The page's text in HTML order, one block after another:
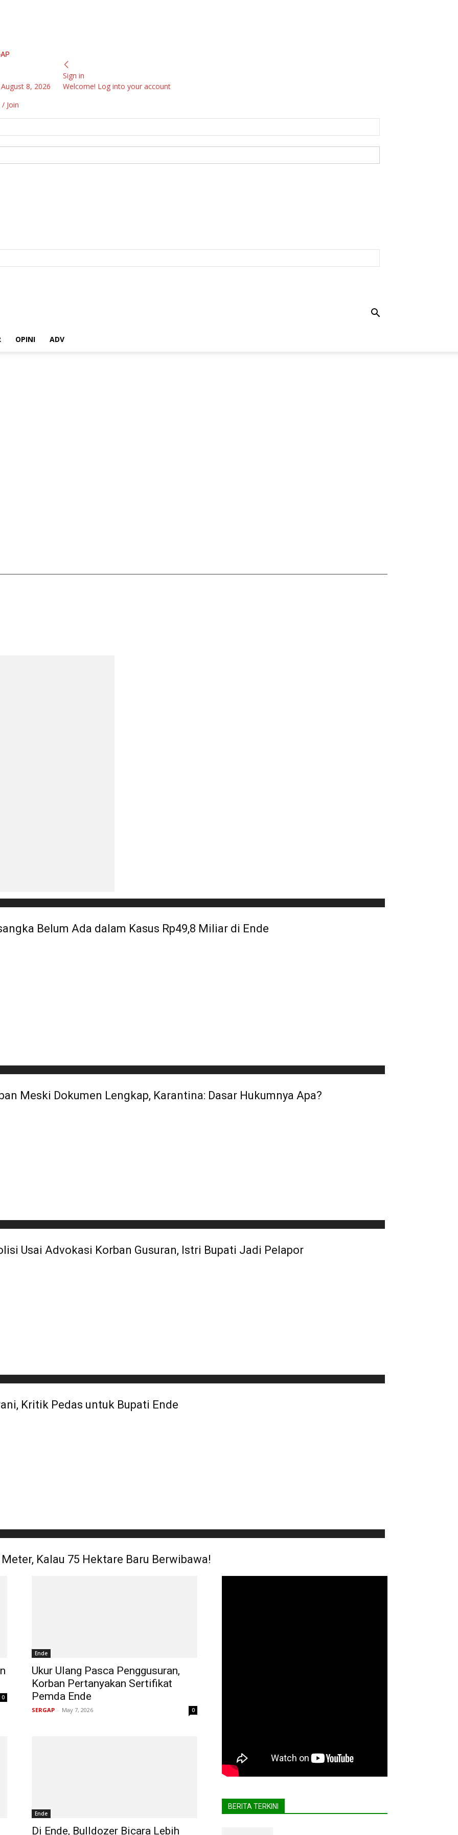
8, 2026
Join
Sign in
Welcome! Log into your account
OPINI ADV
Belum Ada dalam Kasus Rp49,8 Miliar di Ende
Meski Dokumen Lengkap, Karantina: Dasar Hukumnya Apa?
Usai Advokasi Korban Gusuran, Istri Bupati Jadi Pelapor
Kritik Pedas untuk Bupati Ende
Kalau 75 Hektare Baru Berwibawa!
0
Ende
Ukur Ulang Pasca Penggusuran,
Korban Pertanyakan Sertifikat
Pemda Ende
SERGAP - May 7, 2026 0
Ende
Di Ende, Bulldozer Bicara Lebih
BERITA TERKINI